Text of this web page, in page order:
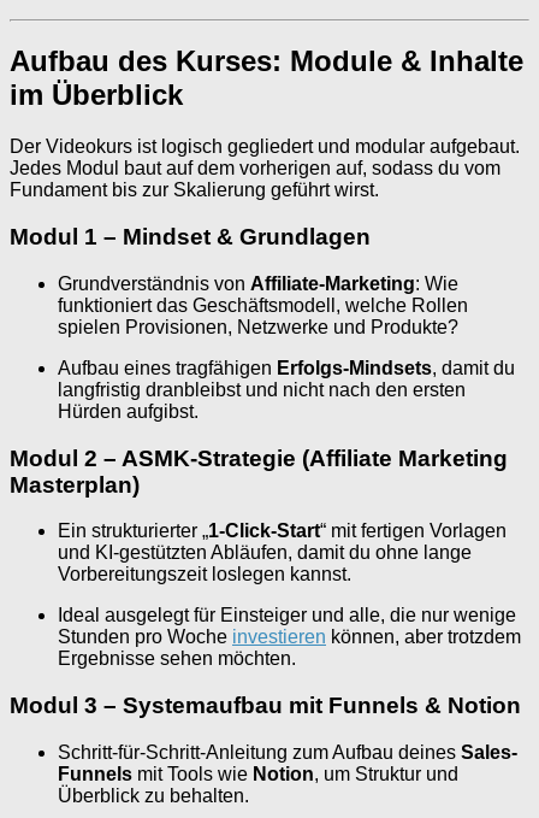
Aufbau des Kurses: Module & Inhalte
im Überblick
Der Videokurs ist logisch gegliedert und modular aufgebaut.
Jedes Modul baut auf dem vorherigen auf, sodass du vom
Fundament bis zur Skalierung geführt wirst.
Modul 1 – Mindset & Grundlagen
Grundverständnis von Affiliate-Marketing: Wie
funktioniert das Geschäftsmodell, welche Rollen
spielen Provisionen, Netzwerke und Produkte?
Aufbau eines tragfähigen Erfolgs-Mindsets, damit du
langfristig dranbleibst und nicht nach den ersten
Hürden aufgibst.
Modul 2 – ASMK-Strategie (Affiliate Marketing
Masterplan)
Ein strukturierter „1-Click-Start“ mit fertigen Vorlagen
und KI-gestützten Abläufen, damit du ohne lange
Vorbereitungszeit loslegen kannst.
Ideal ausgelegt für Einsteiger und alle, die nur wenige
Stunden pro Woche investieren können, aber trotzdem
Ergebnisse sehen möchten.
Modul 3 – Systemaufbau mit Funnels & Notion
Schritt-für-Schritt-Anleitung zum Aufbau deines Sales-
Funnels mit Tools wie Notion, um Struktur und
Überblick zu behalten.